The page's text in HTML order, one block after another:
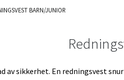
BARN/JUNIOR
av sikkerhet. En redningsvest